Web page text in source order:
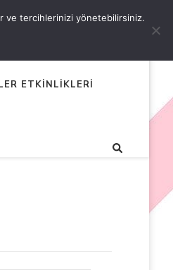
ETKİNLİKLERİ
ve tercihlerinizi yönetebilirsiniz.